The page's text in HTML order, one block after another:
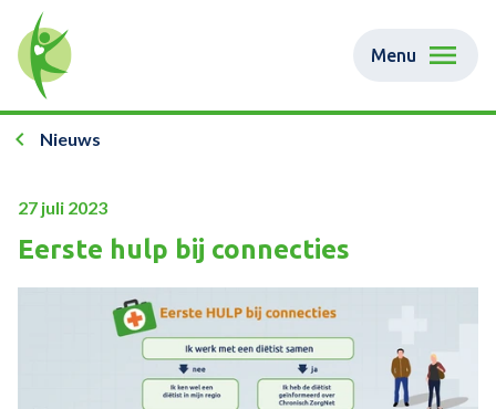
Menu
Nieuws
27 juli 2023
Eerste hulp bij connecties